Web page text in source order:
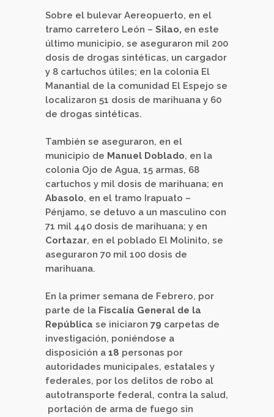
Sobre el bulevar Aereopuerto, en el
tramo carretero León – Silao, en este
último municipio, se aseguraron mil 200
dosis de drogas sintéticas, un cargador
y 8 cartuchos útiles; en la colonia El
Manantial de la comunidad El Espejo se
localizaron 51 dosis de marihuana y 60
de drogas sintéticas.
También se aseguraron, en el
municipio de Manuel Doblado, en la
colonia Ojo de Agua, 15 armas, 68
cartuchos y mil dosis de marihuana; en
Abasolo, en el tramo Irapuato –
Pénjamo, se detuvo a un masculino con
71 mil 440 dosis de marihuana; y en
Cortazar, en el poblado El Molinito, se
aseguraron 70 mil 100 dosis de
marihuana.
En la primer semana de Febrero, por
parte de la Fiscalía General de la
República se iniciaron 79 carpetas de
investigación, poniéndose a
disposición a 18 personas por
autoridades municipales, estatales y
federales, por los delitos de robo al
autotransporte federal, contra la salud,
portación de arma de fuego sin